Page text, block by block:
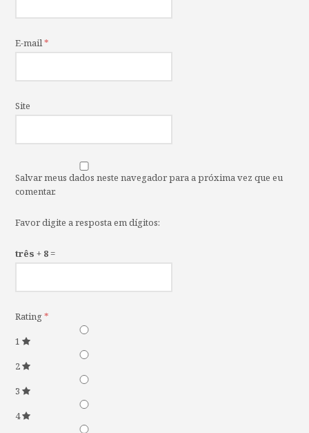
E-mail*
Site
Salvar meus dados neste navegador para a próxima vez que eu
comentar.
Favor digite a resposta em dígitos:
três + 8 =
Rating*
1
2
3
4